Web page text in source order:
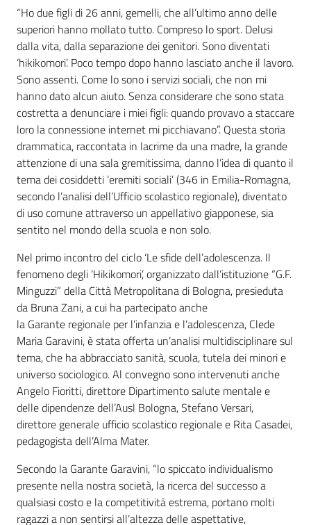
Introduzione
“Ho due figli di 26 anni, gemelli, che all’ultimo anno delle
superiori hanno mollato tutto. Compreso lo sport. Delusi
dalla vita, dalla separazione dei genitori. Sono diventati
‘hikikomori’. Poco tempo dopo hanno lasciato anche il lavoro.
Sono assenti. Come lo sono i servizi sociali, che non mi
hanno dato alcun aiuto. Senza considerare che sono stata
costretta a denunciare i miei figli: quando provavo a staccare
loro la connessione internet mi picchiavano”. Questa storia
drammatica, raccontata in lacrime da una madre, la grande
attenzione di una sala gremitissima, danno l’idea di quanto il
tema dei cosiddetti ‘eremiti sociali’ (346 in Emilia-Romagna,
secondo l’analisi dell’Ufficio scolastico regionale), diventato
di uso comune attraverso un appellativo giapponese, sia
sentito nel mondo della scuola e non solo.
Nel primo incontro del ciclo ‘Le sfide dell’adolescenza. Il
fenomeno degli ‘Hikikomori’, organizzato dall’istituzione “G.F.
Minguzzi” della Città Metropolitana di Bologna, presieduta
da Bruna Zani, a cui ha partecipato anche
la Garante regionale per l’infanzia e l’adolescenza, Clede
Maria Garavini, è stata offerta un’analisi multidisciplinare sul
tema, che ha abbracciato sanità, scuola, tutela dei minori e
universo sociologico. Al convegno sono intervenuti anche
Angelo Fioritti, direttore Dipartimento salute mentale e
delle dipendenze dell’Ausl Bologna, Stefano Versari,
direttore generale ufficio scolastico regionale e Rita Casadei,
pedagogista dell’Alma Mater.
Secondo la Garante Garavini, “lo spiccato individualismo
presente nella nostra società, la ricerca del successo a
qualsiasi costo e la competitività estrema, portano molti
ragazzi a non sentirsi all’altezza delle aspettative,